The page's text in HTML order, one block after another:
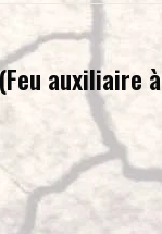
auxiliaire à